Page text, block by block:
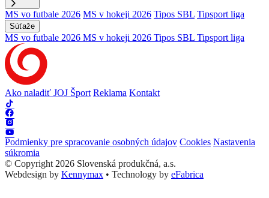
MS vo futbale 2026 MS v hokeji 2026 Tipos SBL Tipsport liga
Súťaže
MS vo futbale 2026 MS v hokeji 2026 Tipos SBL Tipsport liga
Ako naladiť JOJ Šport Reklama Kontakt
Podmienky pre spracovanie osobných údajov Cookies Nastavenia
súkromia
© Copyright 2026 Slovenská produkčná, a.s.
Webdesign by Kennymax • Technology by eFabrica